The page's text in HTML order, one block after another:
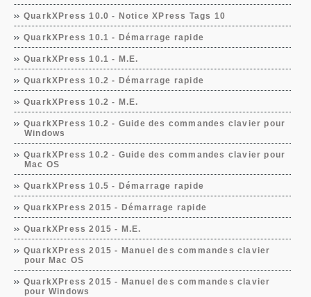
QuarkXPress 10.0 - Notice XPress Tags 10
QuarkXPress 10.1 - Démarrage rapide
QuarkXPress 10.1 - M.E.
QuarkXPress 10.2 - Démarrage rapide
QuarkXPress 10.2 - M.E.
QuarkXPress 10.2 - Guide des commandes clavier pour
Windows
QuarkXPress 10.2 - Guide des commandes clavier pour
Mac OS
QuarkXPress 10.5 - Démarrage rapide
QuarkXPress 2015 - Démarrage rapide
QuarkXPress 2015 - M.E.
QuarkXPress 2015 - Manuel des commandes clavier
pour Mac OS
QuarkXPress 2015 - Manuel des commandes clavier
pour Windows